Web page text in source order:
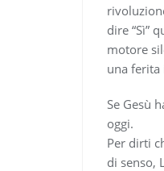
dire “Sì”
motore
una ferita
Se Gesù
oggi.
Per dirti
di senso,